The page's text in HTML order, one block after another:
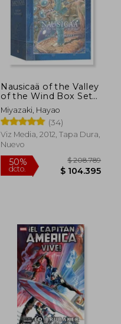
50%
dcto. $
Nausicaä of the Valley
of the Wind Box Set
(en Inglés)
Miyazaki, Hayao
(34)
Viz Media, 2012, Tapa Dura,
Nuevo